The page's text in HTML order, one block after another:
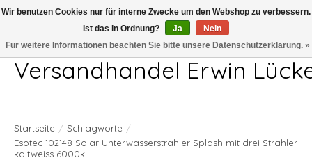
Telefon 04407 715872 MO-DO 7.00-17.00Uhr FR 7.00-13.00Uhr
Versandhandel Erwin
Startseite / Schlagworte /
Esotec 102148 Solar Unterwasserstrahler Splash mit drei Strahler
kaltweiss 6000k
Wir benutzen Cookies nur für interne Zwecke um den Webshop zu verbessern.
Ist das in Ordnung?
Ja
Nein
Für weitere Informationen beachten Sie bitte unsere Datenschutzerklärung. »